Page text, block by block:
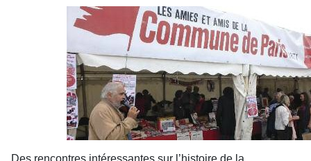
Des rencontres intéressantes sur l’histoire de la